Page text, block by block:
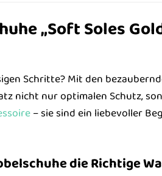
„Soft Soles
Schritte? Mit den
nicht nur optimalen Schutz,
– sie sind ein liebevoller
die Richtige